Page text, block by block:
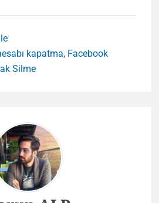
kapatma, Facebook
Silme